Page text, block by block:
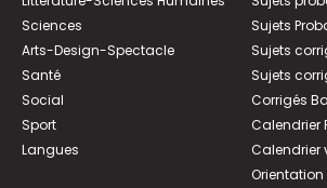
Sciences
Arts-Design-Spectacle
Santé
Social
Sport
Langues
Sujets
Sujets
Sujets
Corrigés
Calendrier
Calendrier
Orientation